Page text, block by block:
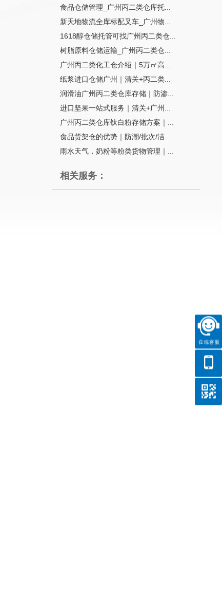
食品仓储管理_广州丙二类仓库托...
新天地物流全库标配叉车_广州物...
1618醇仓储托管可找广州丙二类仓...
树脂原料仓储运输_广州丙二类仓...
广州丙二类化工仓介绍｜5万㎡高...
纸浆进口仓储广州｜清关+丙二类...
润滑油广州丙二类仓库存储｜防渗...
进口坚果一站式服务｜清关+广州...
广州丙二类仓库钛白粉存储方案｜...
食品货架仓的优势｜防潮/批次/洁...
雨水天气，奶粉等粉类货物管理｜...
相关服务：